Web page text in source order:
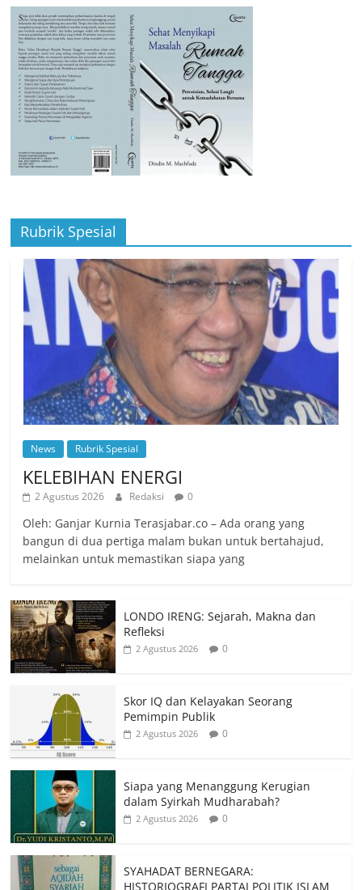
Rubrik Spesial
News Rubrik Spesial
KELEBIHAN ENERGI
2 Agustus 2026 Redaksi 0
Oleh: Ganjar Kurnia Terasjabar.co – Ada orang yang
bangun di dua pertiga malam bukan untuk bertahajud,
melainkan untuk memastikan siapa yang
LONDO IRENG: Sejarah, Makna dan
Refleksi
2 Agustus 2026 0
Skor IQ dan Kelayakan Seorang
Pemimpin Publik
2 Agustus 2026 0
Siapa yang Menanggung Kerugian
dalam Syirkah Mudharabah?
2 Agustus 2026 0
SYAHADAT BERNEGARA:
HISTORIOGRAFI PARTAI POLITIK ISLAM